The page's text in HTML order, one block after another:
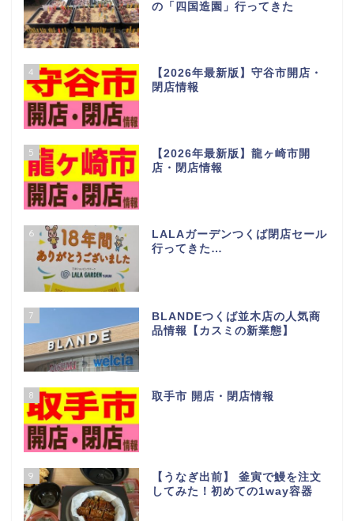
の「四国造園」行ってきた
4
【2026年最新版】守谷市開店・
閉店情報
5
【2026年最新版】龍ヶ崎市開
店・閉店情報
6
LALAガーデンつくば閉店セール
行ってきた…
7
BLANDEつくば並木店の人気商
品情報【カスミの新業態】
8 取手市 開店・閉店情報
9
【うなぎ出前】 釜寅で鰻を注文
してみた！初めての1way容器